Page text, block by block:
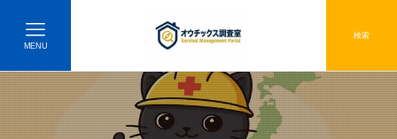
検索
MENU